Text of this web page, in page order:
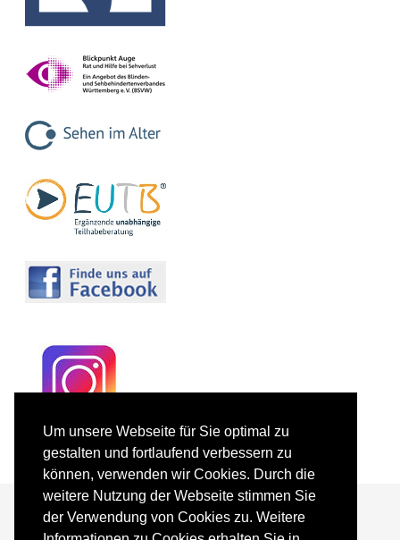
Um unsere Webseite für Sie optimal zu
gestalten und fortlaufend verbessern zu
können, verwenden wir Cookies. Durch die
weitere Nutzung der Webseite stimmen Sie
der Verwendung von Cookies zu. Weitere